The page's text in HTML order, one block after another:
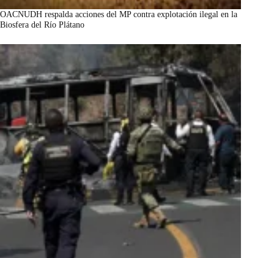
OACNUDH respalda acciones del MP contra explotación ilegal en la
Biosfera del Río Plátano